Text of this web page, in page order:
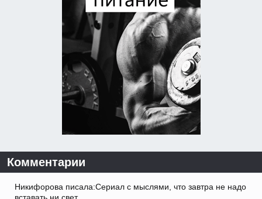
Комментарии
Никифорова писала:Сериал с мыслями, что завтра не надо